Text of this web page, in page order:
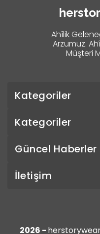
Ahîlik
Arzumuz.
Müşteri
Kategoriler
Kategoriler
Güncel Haberler
İletişim
2026 -